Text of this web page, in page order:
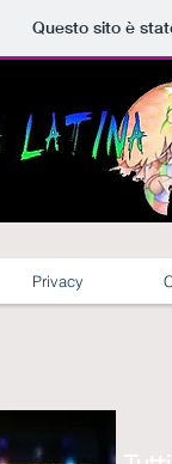
Questo sito è
Privacy